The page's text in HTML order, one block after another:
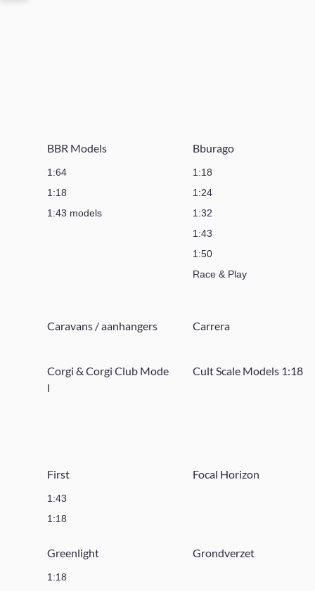
BBR Models
1:64
1:18
1:43 models
Bburago
1:18
1:24
1:32
1:43
1:50
Race & Play
Caravans / aanhangers Carrera
Corgi & Corgi Club Mode
l
Cult Scale Models 1:18
First
1:43
1:18
Focal Horizon
Greenlight
1:18
Grondverzet